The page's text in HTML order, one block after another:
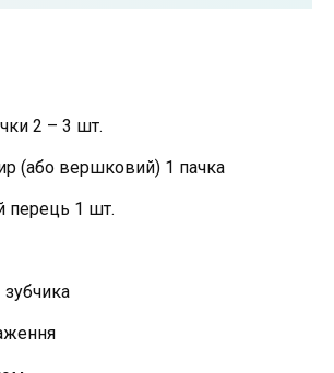
2 – 3 шт.
(або вершковий) 1 пачка
перець 1 шт.